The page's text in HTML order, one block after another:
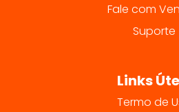
Fale com
Suporte
Links
Termo de